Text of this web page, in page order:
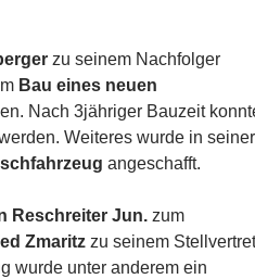
zu seinem Nachfolger
Bau eines neuen
Nach 3jähriger Bauzeit
Weiteres wurde in seiner
angeschafft.
Reschreiter Jun. zum
Zmaritz zu seinem
wurde unter anderem ein